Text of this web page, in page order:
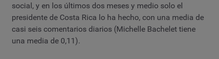
social, y en los últimos dos meses y medio solo el
presidente de Costa Rica lo ha hecho, con una media de
casi seis comentarios diarios (Michelle Bachelet tiene
una media de 0,11).